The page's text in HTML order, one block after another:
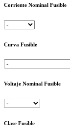
Corriente Nominal Fusible
Curva Fusible
Voltaje Nominal Fusible
Clase Fusible